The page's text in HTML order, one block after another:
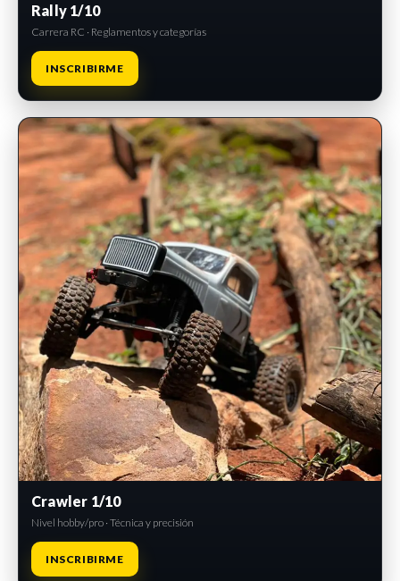
Rally 1/10
Carrera RC · Reglamentos y categorías
INSCRIBIRME
INSCRIPCIONES ABIERTAS
Crawler 1/10
Nivel hobby/pro · Técnica y precisión
INSCRIBIRME